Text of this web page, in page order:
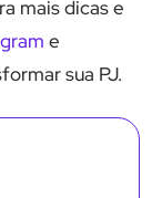
mais dicas e
e
sua PJ.